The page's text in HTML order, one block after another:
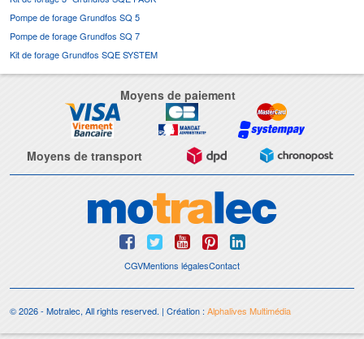
Pompe de forage Grundfos SQ 5
Pompe de forage Grundfos SQ 7
Kit de forage Grundfos SQE SYSTEM
Moyens de paiement
Moyens de transport
CGVMentions légalesContact
© 2026 - Motralec, All rights reserved. | Création :Alphalives Multimédia